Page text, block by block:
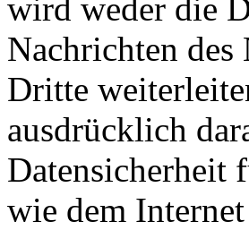
wird weder die
Nachrichten des
Dritte
ausdrücklich
Datensicherheit
wie dem